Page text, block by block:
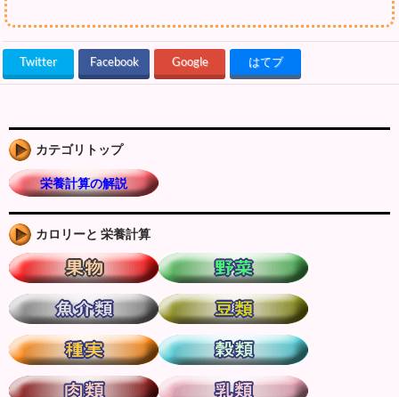
Twitter Facebook Google はてブ
カテゴリトップ
栄養計算の解説
カロリーと 栄養計算